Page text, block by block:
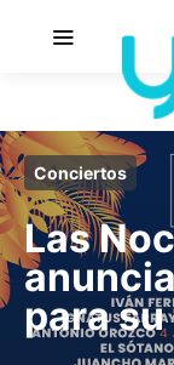
Conciertos
Las
para